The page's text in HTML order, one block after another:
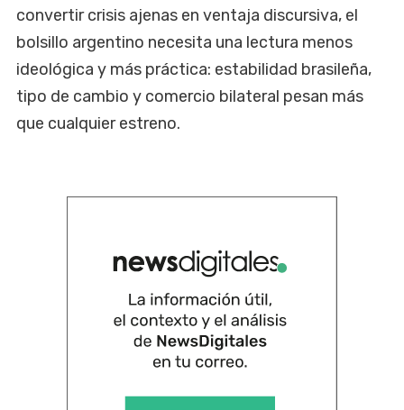
convertir crisis ajenas en ventaja discursiva, el
bolsillo argentino necesita una lectura menos
ideológica y más práctica: estabilidad brasileña,
tipo de cambio y comercio bilateral pesan más
que cualquier estreno.